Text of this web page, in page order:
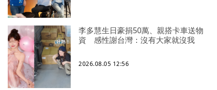
李多慧生日豪捐50萬、親搭卡車送物
資 感性謝台灣：沒有大家就沒我
2026.08.05 12:56